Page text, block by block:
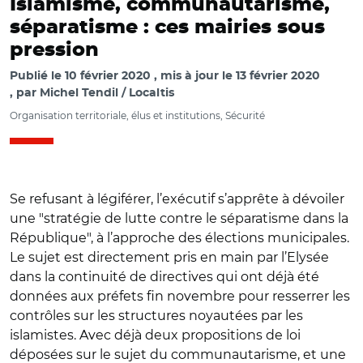
Islamisme, communautarisme,
séparatisme : ces mairies sous
pression
Publié le 10 février 2020 mis à jour le 13 février 2020
par Michel Tendil / Localtis
Organisation territoriale, élus et institutions, Sécurité
Se refusant à légiférer, l’exécutif s’apprête à dévoiler
une "stratégie de lutte contre le séparatisme dans la
République", à l’approche des élections municipales.
Le sujet est directement pris en main par l’Elysée
dans la continuité de directives qui ont déjà été
données aux préfets fin novembre pour resserrer les
contrôles sur les structures noyautées par les
islamistes. Avec déjà deux propositions de loi
déposées sur le sujet du communautarisme, et une